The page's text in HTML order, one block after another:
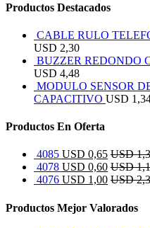
Productos Destacados
CABLE RULO
USD 2,30
BUZZER REDONDO
USD 4,48
MODULO SENSOR
CAPACITIVO USD
Productos En Oferta
4085 USD 0,65 USD
4078 USD 0,60 USD
4076 USD 1,00 USD
Productos Mejor Valorados